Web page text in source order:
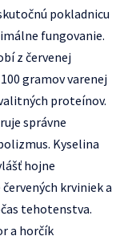
pokladnicu
fungovanie.
z červenej
gramov varenej
proteínov.
správne
Kyselina
hojne
krviniek a
tehotenstva.
a horčík